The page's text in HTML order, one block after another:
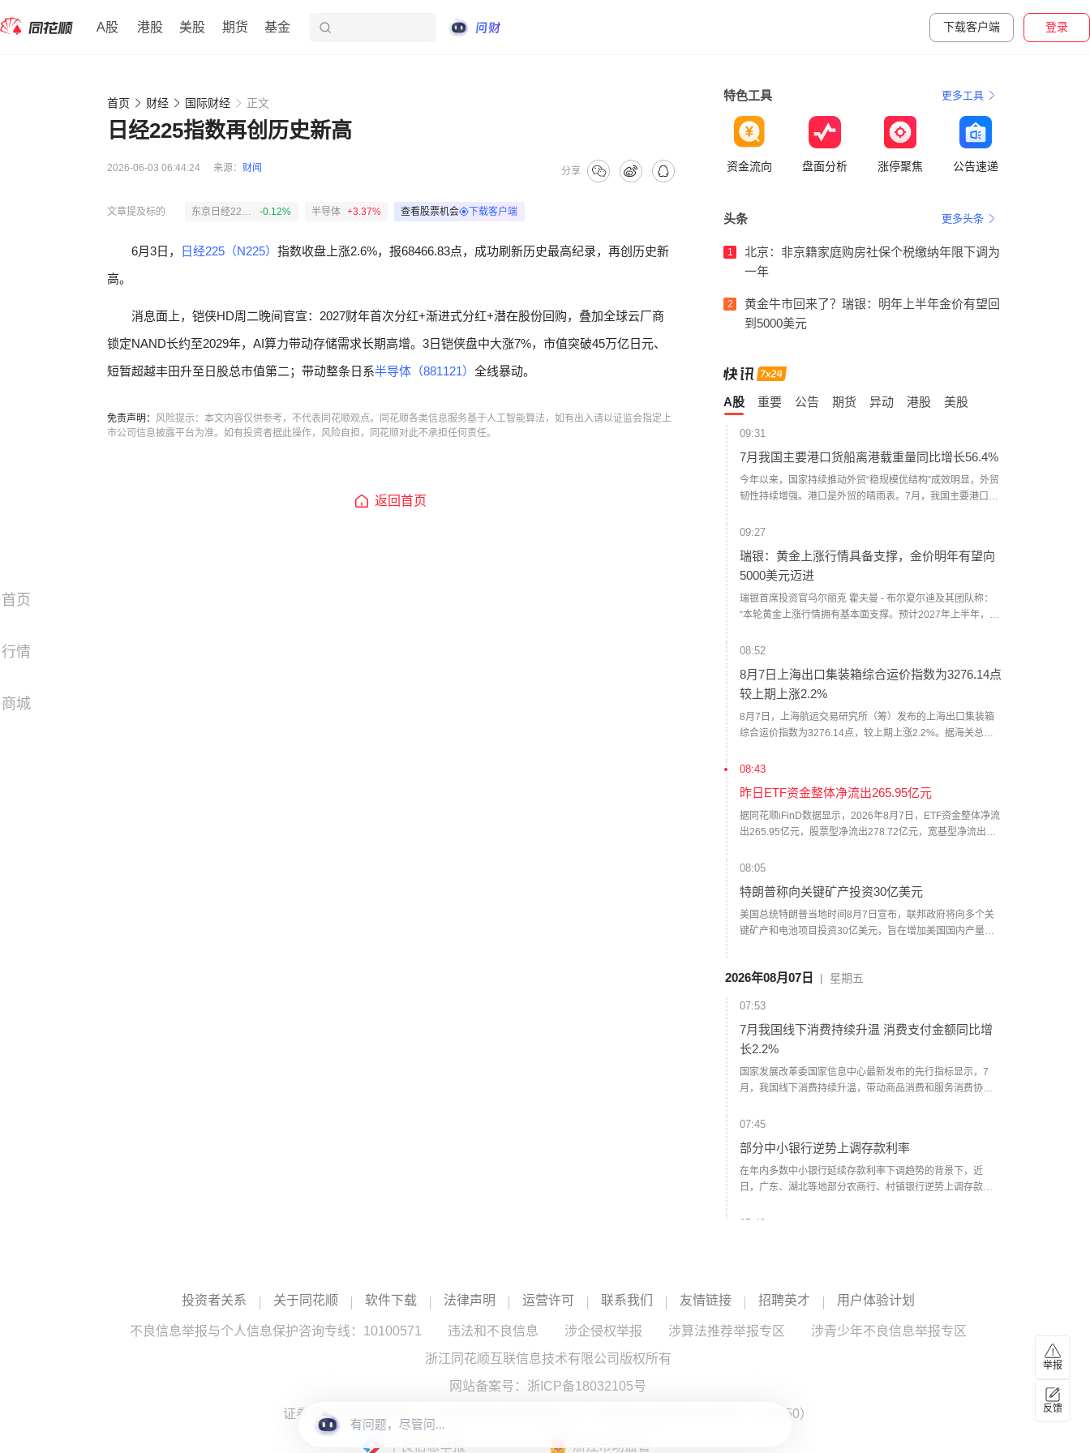
A股 港股 美股 期货 基金 下载客户端 登录
首页
行情
商城
首页 财经 国际财经 正文
日经225指数再创历史新高
2026-06-03 06:44:24 来源： 财闻 分享
文章提及标的 东京日经225指数 -0.12% 半导体 +3.37% 查看股票机会 下载客户端
6月3日， 日经225（N225） 指数收盘上涨2.6%，报68466.83点，成功刷新历史最高纪录，再创历史新
高。
消息面上，铠侠HD周二晚间官宣：2027财年首次分红+渐进式分红+潜在股份回购，叠加全球云厂商
锁定NAND长约至2029年，AI算力带动存储需求长期高增。3日铠侠盘中大涨7%，市值突破45万亿日元、
短暂超越丰田升至日股总市值第二；带动整条日系半导体（881121） 全线暴动。
免责声明： 风险提示：本文内容仅供参考，不代表同花顺观点。同花顺各类信息服务基于人工智能算法，如有出入请以证监会指定上
市公司信息披露平台为准。如有投资者据此操作，风险自担，同花顺对此不承担任何责任。
返回首页
特色工具 更多工具
资金流向 盘面分析 涨停聚焦 公告速递
头条 更多头条
1
北京：非京籍家庭购房社保个税缴纳年限下调为
一年
2
黄金牛市回来了？瑞银：明年上半年金价有望回
到5000美元
A股 重要 公告 期货 异动 港股 美股
09:31
7月我国主要港口货船离港载重量同比增长56.4%
今年以来，国家持续推动外贸“稳规模优结构”成效明显，外贸
韧性持续增强。港口是外贸的晴雨表。7月，我国主要港口货
个百分点。
09:27
瑞银：黄金上涨行情具备支撑，金价明年有望向
5000美元迈进
瑞银首席投资官乌尔丽克 霍夫曼 - 布尔夏尔迪及其团队称：
“本轮黄金上涨行情拥有基本面支撑。预计2027年上半年，金
联储今年有望维持利率不变，并在2027年重启降息周期。“政
势，进而提振黄金投资需求，为黄金营造更加有利的市场环
境。”
08:52
8月7日上海出口集装箱综合运价指数为3276.14点
较上期上涨2.2%
8月7日，上海航运交易研究所（筹）发布的上海出口集装箱
综合运价指数为3276.14点，较上期上涨2.2%。据海关总署
23.9%，增速继续保持高位，出口的强劲表现对中国出口集运
08:43
昨日ETF资金整体净流出265.95亿元
据同花顺iFinD数据显示，2026年8月7日，ETF资金整体净流
出265.95亿元，股票型净流出278.72亿元，宽基型净流出
中证1000ETF（512100）净流出49.23亿元，华泰柏瑞沪深
1000ETF（159845）净流出23.09亿元。
08:05
特朗普称向关键矿产投资30亿美元
美国总统特朗普当地时间8月7日宣布，联邦政府将向多个关
键矿产和电池项目投资30亿美元，旨在增加美国国内产量，
2026年08月07日 | 星期五
07:53
7月我国线下消费持续升温 消费支付金额同比增
长2.2%
国家发展改革委国家信息中心最新发布的先行指标显示，7
月，我国线下消费持续升温，带动商品消费和服务消费协同
个百分点。中小商户的经营活力稳步增强，反映中小商户经
健康指数、线下消费者活力指数环比均有增长。（央视新
闻）
07:45
部分中小银行逆势上调存款利率
在年内多数中小银行延续存款利率下调趋势的背景下，近
日，广东、湖北等地部分农商行、村镇银行逆势上调存款利
最高达33个基点。目前中小银行存款利率调整呈现两极分化
07:40
书，承诺不得低于成本价销售。由于八家企业合计占据国内
超过90%的多晶硅有效产能，此举为市场传递了拟修复价格
的信号。多位受访人士认为，在有关部门监督下，多晶硅市
外资公募正加码布局中国资产。一批外资公募正密集发行权
投资者关系 关于同花顺 软件下载 法律声明 运营许可 联系我们 友情链接 招聘英才 用户体验计划
不良信息举报与个人信息保护咨询专线：10100571 违法和不良信息 涉企侵权举报 涉算法推荐举报专区
涉青少年不良信息举报专区
浙江同花顺互联信息技术有限公司版权所有
网站备案号： 浙ICP备18032105号
证券投资咨询服务提供：浙江同花顺云软件有限公司 （中国证监会核发证书编号：ZX0050）
不良信息举报 浙江市场监管
举报
反馈